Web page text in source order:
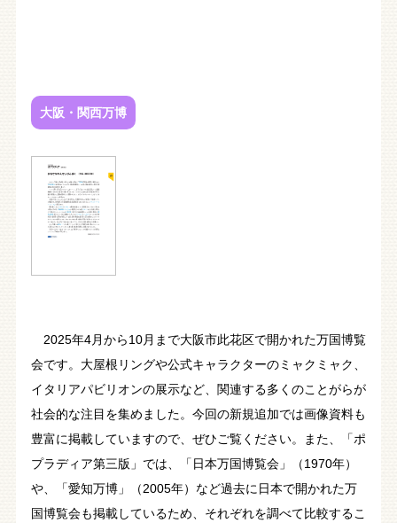
大阪・関西万博
2025年4月から10月まで大阪市此花区で開かれた万国博覧
会です。大屋根リングや公式キャラクターのミャクミャク、
イタリアパビリオンの展示など、関連する多くのことがらが
社会的な注目を集めました。今回の新規追加では画像資料も
豊富に掲載していますので、ぜひご覧ください。また、「ポ
プラディア第三版」では、「日本万国博覧会」（1970年）
や、「愛知万博」（2005年）など過去に日本で開かれた万
国博覧会も掲載しているため、それぞれを調べて比較するこ